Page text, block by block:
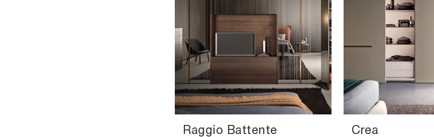
Raggio Battente Crea